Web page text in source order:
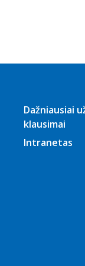
Dažniausiai
klausimai
Intranetas